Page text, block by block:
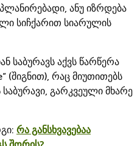
ანუ იზრდება
სიჩქარით სიარულის
საბურავს აქვს წარწერა
(შიგნით), რაც მიუთითებს
გარკვეული მხარე
რა განსხვავებაა